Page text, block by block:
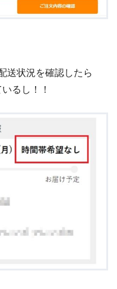
送状況を確認したら
るし！！